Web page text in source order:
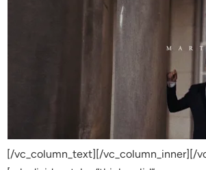
[/vc_column_text][/vc_column_inner][/